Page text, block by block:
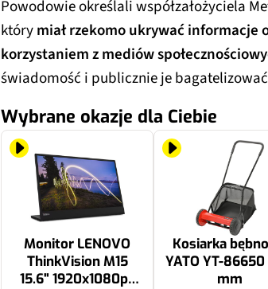
Powodowie określali współzałożyciela
którymiał rzekomo ukrywać informacje
korzystaniem z mediów
świadomość i publicznie je
Wybrane okazje dla Ciebie
Monitor LENOVO
ThinkVision M15
15.6" 1920x1080px
Kosiarka
YATO YT-
mm